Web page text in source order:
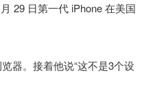
29 日第一代 iPhone 在美国
器。接着他说“这不是3个设